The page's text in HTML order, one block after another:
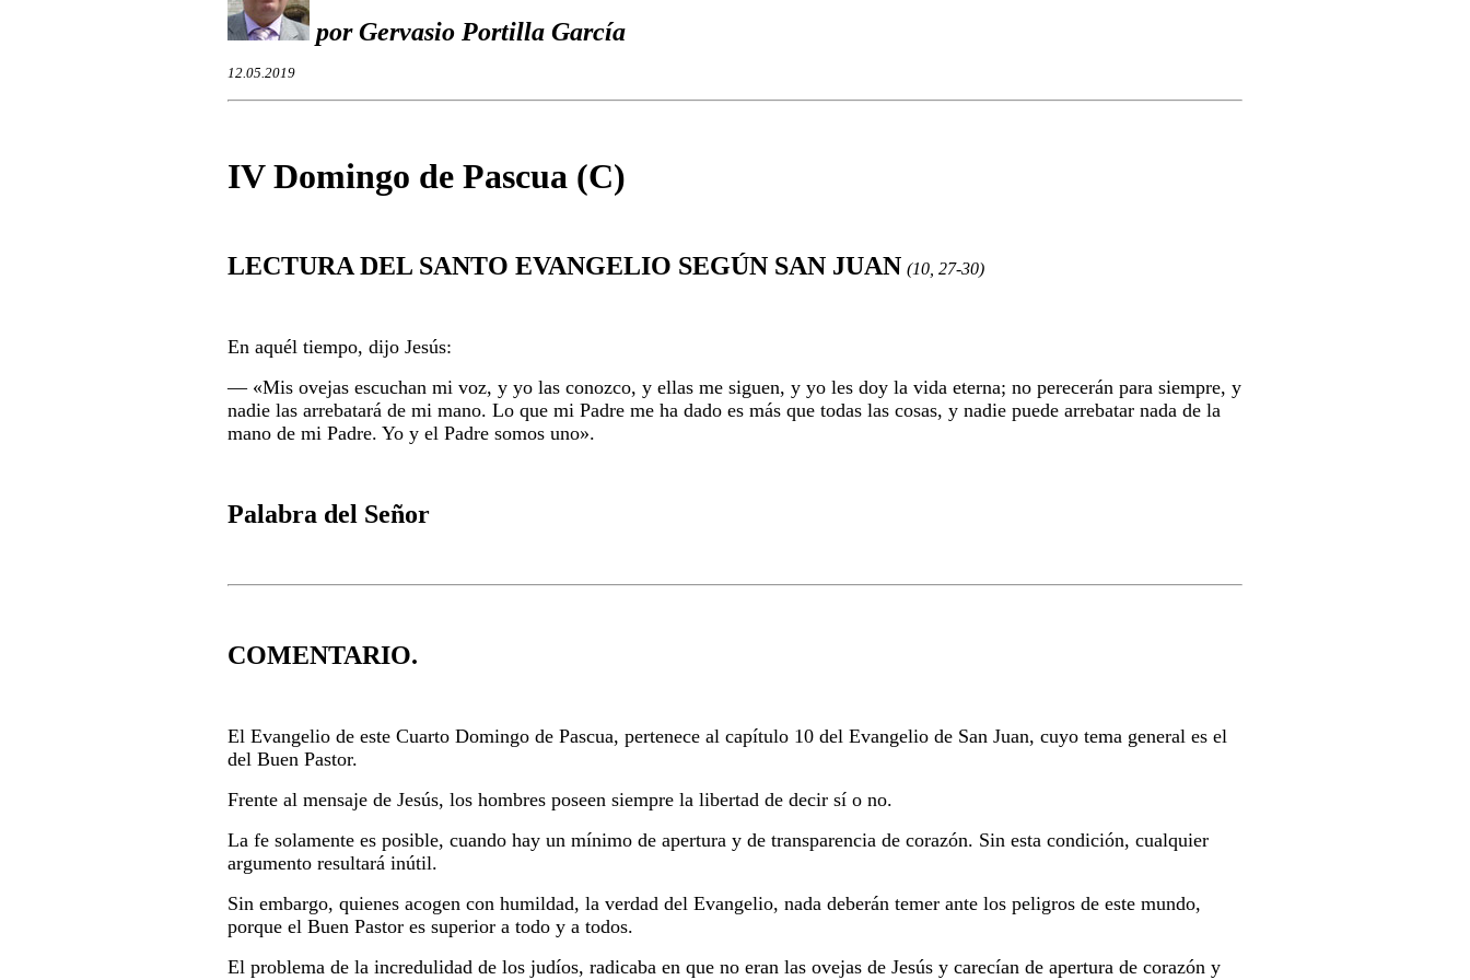
por Gervasio Portilla García
12.05.2019
IV Domingo de Pascua (C)
LECTURA DEL SANTO EVANGELIO SEGÚN SAN JUAN (10, 27-30)
En aquél tiempo, dijo Jesús:
― «Mis ovejas escuchan mi voz, y yo las conozco, y ellas me siguen, y yo les doy la vida eterna; no perecerán para siempre, y
nadie las arrebatará de mi mano. Lo que mi Padre me ha dado es más que todas las cosas, y nadie puede arrebatar nada de la
mano de mi Padre. Yo y el Padre somos uno».
Palabra del Señor
COMENTARIO.
El Evangelio de este Cuarto Domingo de Pascua, pertenece al capítulo 10 del Evangelio de San Juan, cuyo tema general es el
del Buen Pastor.
Frente al mensaje de Jesús, los hombres poseen siempre la libertad de decir sí o no.
La fe solamente es posible, cuando hay un mínimo de apertura y de transparencia de corazón. Sin esta condición, cualquier
argumento resultará inútil.
Sin embargo, quienes acogen con humildad, la verdad del Evangelio, nada deberán temer ante los peligros de este mundo,
porque el Buen Pastor es superior a todo y a todos.
El problema de la incredulidad de los judíos, radicaba en que no eran las ovejas de Jesús y carecían de apertura de corazón y